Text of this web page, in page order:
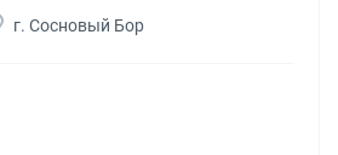
г. Сосновый Бор